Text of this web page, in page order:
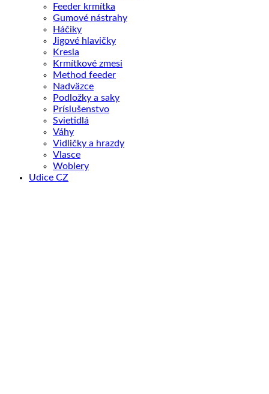
Feeder krmítka
Gumové nástrahy
Háčiky
Jigové hlavičky
Kresla
Krmítkové zmesi
Method feeder
Nadväzce
Podložky a saky
Príslušenstvo
Svietidlá
Váhy
Vidličky a hrazdy
Vlasce
Woblery
Udice CZ